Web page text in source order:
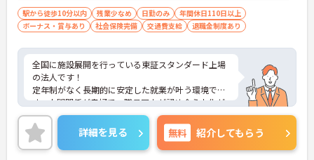
駅から徒歩10分以内 残業少なめ 日勤のみ
年間休日110日以上
ボーナス・賞与あり
社会保険完備 交通費支給 退職金制度あり
全国に施設展開を行っている東証スタンダード上場
の法人です！
定年制がなく長期的に安定した就業が叶う環境で
す。人間関係が良好で、職員同士が認め合う文化が
根付いています。
ご興味のある方には、面接対策ポイントなど、さら
に詳細をご案内しますのでお気軽にご相談くださ
い！
詳細を見る 無料 紹介してもらう